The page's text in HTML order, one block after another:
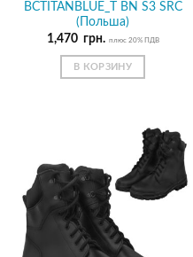
BCTITANBLUE_T BN S3 SRC
(Польша)
1,470 грн. плюс 20% ПДВ
В КОРЗИНУ